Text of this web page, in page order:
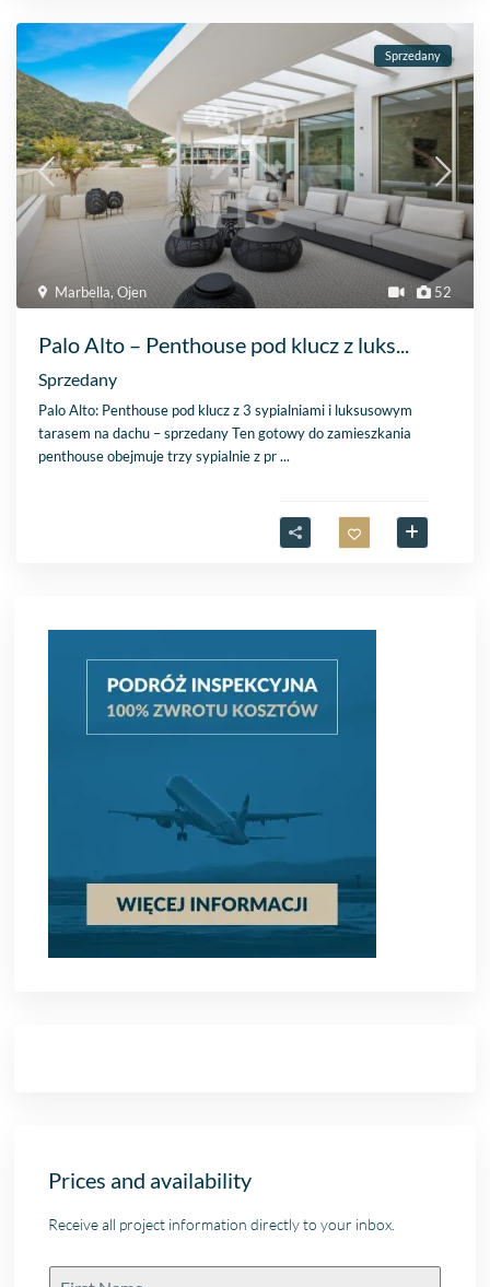
52
Marbella,Ojen
Sprzedany
Palo Alto – Penthouse pod klucz z luks...
Sprzedany
Palo Alto: Penthouse pod klucz z 3 sypialniami i luksusowym
tarasem na dachu – sprzedany Ten gotowy do zamieszkania
penthouse obejmuje trzy sypialnie z pr...
Prices and availability
Receive all project information directly to your inbox.